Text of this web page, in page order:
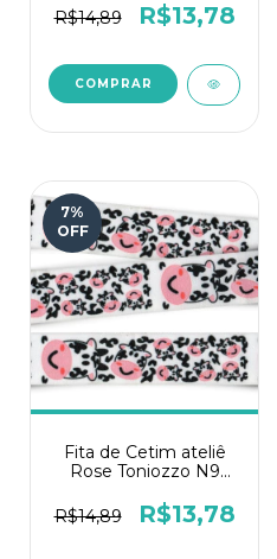
R$14,89
R$13,78
7%
OFF
Fita de Cetim ateliê
Rose Toniozzo N9
R$14,89
R$13,78